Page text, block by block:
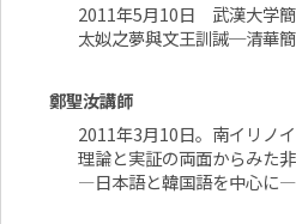
2011年5月10日 武漢大学
太姒之夢與文王訓誡─清華
鄭聖汝講師
2011年3月10日。南イリノ
理論と実証の両面からみた
―日本語と韓国語を中心に―